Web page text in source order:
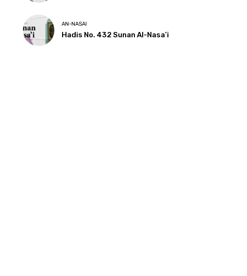
AN-NASAI
Hadis No. 432 Sunan Al-Nasa’i